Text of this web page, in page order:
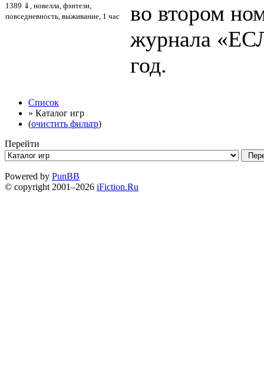
1389 ⇓ , новелла, фэнтези,
повседневность, выживание, 1 час
во втором
журнала
год.
Список
» Каталог игр
(очистить фильтр)
Перейти
Powered by PunBB
© copyright 2001–2026 iFiction.Ru